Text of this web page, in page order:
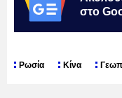
στο
Ρωσία Κίνα